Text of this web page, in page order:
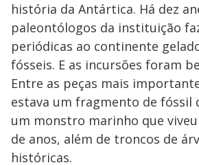
história da Antártica. Há dez
paleontólogos da instituição
periódicas ao continente
fósseis. E as incursões foram
Entre as peças mais
estava um fragmento de fóssil
um monstro marinho que
de anos, além de troncos de
históricas.